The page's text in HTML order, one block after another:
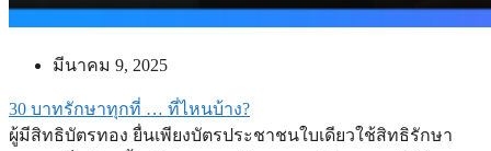
มีนาคม 9, 2025
30 บาทรักษาทุกที่ … ที่ไหนบ้าง?
ผู้มีสิทธิบัตรทอง ยื่นเพียงบัตรประชาชนใบเดียวใช้สิทธิรักษา